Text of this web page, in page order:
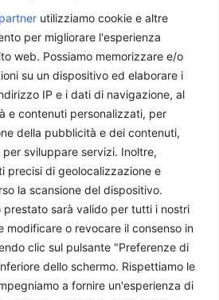
utilizziamo cookie e altre
per migliorare l'esperienza
web. Possiamo memorizzare e/o
su un dispositivo ed elaborare i
IP e i dati di navigazione, al
e contenuti personalizzati, per
della pubblicità e dei contenuti,
sviluppare servizi. Inoltre,
precisi di geolocalizzazione e
la scansione del dispositivo.
prestato sarà valido per tutti i nostri
modificare o revocare il consenso in
clic sul pulsante "Preferenze di
dello schermo. Rispettiamo le
a fornire un'esperienza di
di Promozione Sociale. Dal
per diffondere una
delle dinamiche geopolitiche che
giornalistica registrata presso il
del 10/12/2013 - ISSN 2384-9975